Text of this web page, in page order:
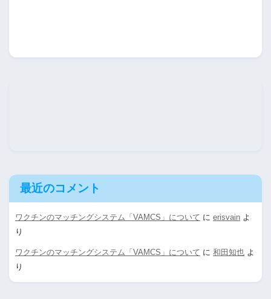
最近のコメント
ワクチンのマッチングシステム「VAMCS」について に erisvain よ
り
ワクチンのマッチングシステム「VAMCS」について に 和田知也 よ
り